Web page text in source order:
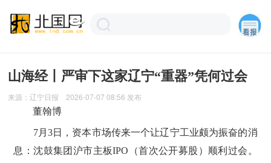
山海经丨严审下这家辽宁“重器”凭何过会
来源：辽宁日报 2026-07-07 08:56 发布
董翰博
7月3日，资本市场传来一个让辽宁工业颇为振奋的消
息：沈鼓集团沪市主板IPO（首次公开募股）顺利过会。